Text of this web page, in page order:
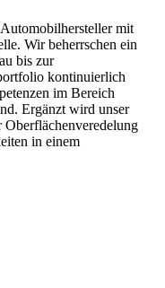
mit
Wir beherrschen ein
bis zur
kontinuierlich
im Bereich
Ergänzt wird unser
in einem